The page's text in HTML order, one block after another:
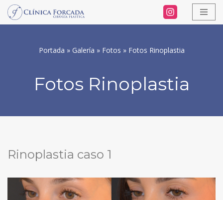
Saltar
contenidoPortada » Galería » Fotos » Fotos Rinoplastia
Fotos Rinoplastia
Rinoplastia caso 1